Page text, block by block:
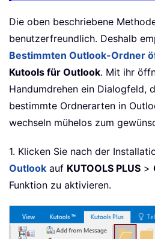
Die oben beschriebene
benutzerfreundlich. Deshalb
Bestimmten Outlook-Ordner
Kutools für Outlook. Mit ihr
Handumdrehen ein Dialogfeld,
bestimmte Ordnerarten in
wechseln mühelos zum
1. Klicken Sie nach der
Outlook auf KUTOOLS PLUS >
Funktion zu aktivieren.